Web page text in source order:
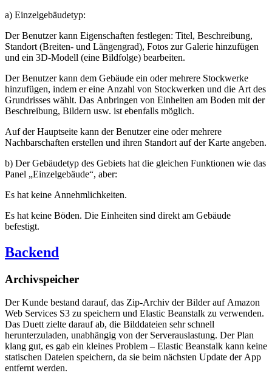
a) Einzelgebäudetyp:
Der Benutzer kann Eigenschaften festlegen: Titel, Beschreibung,
Standort (Breiten- und Längengrad), Fotos zur Galerie hinzufügen
und ein 3D-Modell (eine Bildfolge) bearbeiten.
Der Benutzer kann dem Gebäude ein oder mehrere Stockwerke
hinzufügen, indem er eine Anzahl von Stockwerken und die Art des
Grundrisses wählt. Das Anbringen von Einheiten am Boden mit der
Beschreibung, Bildern usw. ist ebenfalls möglich.
Auf der Hauptseite kann der Benutzer eine oder mehrere
Nachbarschaften erstellen und ihren Standort auf der Karte angeben.
b) Der Gebäudetyp des Gebiets hat die gleichen Funktionen wie das
Panel „Einzelgebäude“, aber:
Es hat keine Annehmlichkeiten.
Es hat keine Böden. Die Einheiten sind direkt am Gebäude
befestigt.
Backend
Archivspeicher
Der Kunde bestand darauf, das Zip-Archiv der Bilder auf Amazon
Web Services S3 zu speichern und Elastic Beanstalk zu verwenden.
Das Duett zielte darauf ab, die Bilddateien sehr schnell
herunterzuladen, unabhängig von der Serverauslastung. Der Plan
klang gut, es gab ein kleines Problem – Elastic Beanstalk kann keine
statischen Dateien speichern, da sie beim nächsten Update der App
entfernt werden.